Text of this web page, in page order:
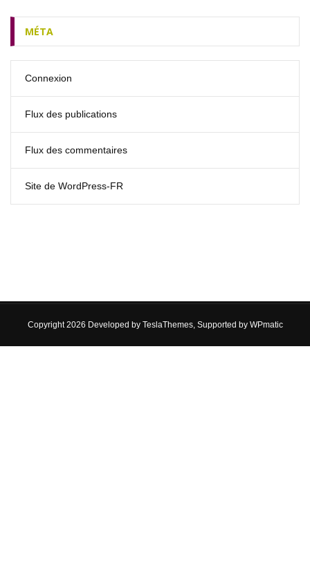
MÉTA
Connexion
Flux des publications
Flux des commentaires
Site de WordPress-FR
Copyright 2026 Developed by TeslaThemes, Supported by WPmatic